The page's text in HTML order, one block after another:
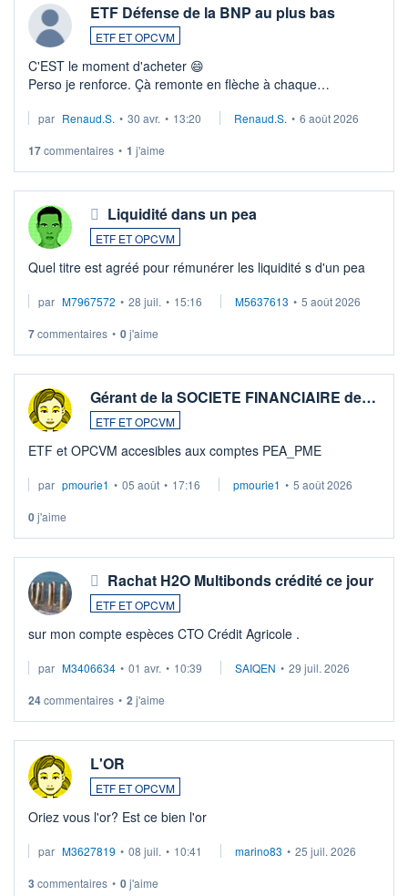
ETF Défense de la BNP au plus bas
ETF ET OPCVM
C'EST le moment d'acheter 😄​
Perso je renforce. Çà remonte en flèche à chaque
Investissement long terme tip top pour sa retraite.
par Renaud.S. • 30 avr. • 13:20 Renaud.S. • 6 août 2026
17commentaires • 1 j'aime
Liquidité dans un pea
ETF ET OPCVM
Quel titre est agréé pour rémunérer les liquidité s d'un pea
par M7967572 • 28 juil. • 15:16 M5637613 • 5 août 2026
7commentaires • 0j'aime
Gérant de la SOCIETE FINANCIAIRE de…
ETF ET OPCVM
ETF et OPCVM accesibles aux comptes PEA_PME
par pmourie1 • 05 août • 17:16 pmourie1 • 5 août 2026
0j'aime
Rachat H2O Multibonds crédité ce jour
ETF ET OPCVM
sur mon compte espèces CTO Crédit Agricole .
par M3406634 • 01 avr. • 10:39 SAIQEN • 29 juil. 2026
24commentaires • 2 j'aime
L'OR
ETF ET OPCVM
Oriez vous l'or? Est ce bien l'or
par M3627819 • 08 juil. • 10:41 marino83 • 25 juil. 2026
3 commentaires • 0j'aime